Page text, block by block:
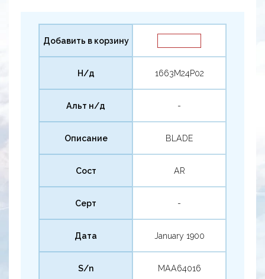
Добавить в корзину
Н/д 1663M24P02
Альт н/д -
Описание BLADE
Сост AR
Серт -
Дата January 1900
S/n MAA64016